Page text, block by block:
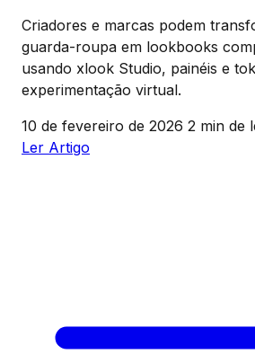
Criadores e marcas podem
guarda-roupa em lookbooks
usando xlook Studio, painéis e
experimentação virtual.
10 de fevereiro de 2026 2 min de
Ler Artigo